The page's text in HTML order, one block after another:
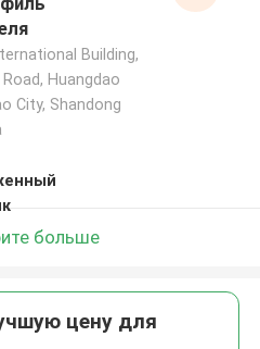
Building,
Huangdao
City, Shandong
больше
цену для